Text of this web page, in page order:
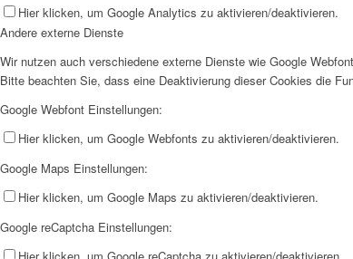
4.
3.
2.
1.
Hier klicken, um Google Analytics zu aktivieren/deaktivieren.
Andere externe Dienste
Wir nutzen auch verschiedene externe Dienste wie Google
Bitte beachten Sie, dass eine Deaktivierung dieser Cookies die
Google Webfont Einstellungen:
Hier klicken, um Google Webfonts zu aktivieren/deaktivieren.
Google Maps Einstellungen:
Hier klicken, um Google Maps zu aktivieren/deaktivieren.
Google reCaptcha Einstellungen: